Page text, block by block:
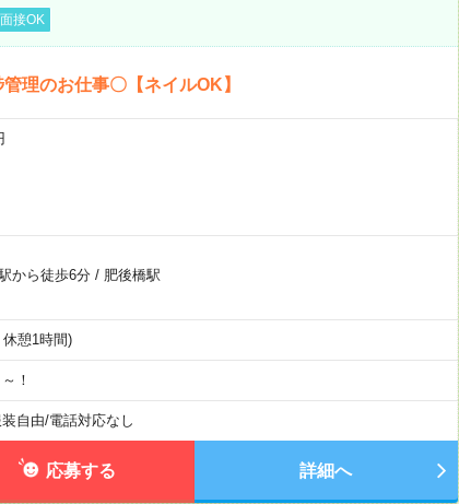
接OK
理のお仕事〇【ネイルOK】
から徒歩6分/ 肥後橋駅
憩1時間)
！
自由/電話対応なし
応募する 詳細へ